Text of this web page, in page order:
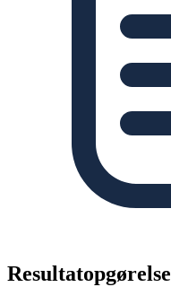
Resultatopgørelse